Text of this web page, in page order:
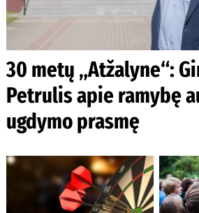
30 metų „Atžalyne“:
Petrulis apie ramybę
ugdymo prasmę